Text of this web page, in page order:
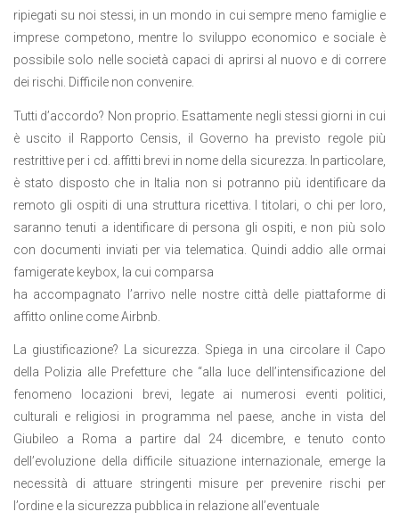
ripiegati su noi stessi, in un mondo in cui sempre meno famiglie e
imprese competono, mentre lo sviluppo economico e sociale è
possibile solo nelle società capaci di aprirsi al nuovo e di correre
dei rischi. Difficile non convenire.
Tutti d’accordo? Non proprio. Esattamente negli stessi giorni in cui
è uscito il Rapporto Censis, il Governo ha previsto regole più
restrittive per i cd. affitti brevi in nome della sicurezza. In particolare,
è stato disposto che in Italia non si potranno più identificare da
remoto gli ospiti di una struttura ricettiva. I titolari, o chi per loro,
saranno tenuti a identificare di persona gli ospiti, e non più solo
con documenti inviati per via telematica. Quindi addio alle ormai
famigerate keybox, la cui comparsa
ha accompagnato l’arrivo nelle nostre città delle piattaforme di
affitto online come Airbnb.
La giustificazione? La sicurezza. Spiega in una circolare il Capo
della Polizia alle Prefetture che “alla luce dell’intensificazione del
fenomeno locazioni brevi, legate ai numerosi eventi politici,
culturali e religiosi in programma nel paese, anche in vista del
Giubileo a Roma a partire dal 24 dicembre, e tenuto conto
dell’evoluzione della difficile situazione internazionale, emerge la
necessità di attuare stringenti misure per prevenire rischi per
l’ordine e la sicurezza pubblica in relazione all’eventuale